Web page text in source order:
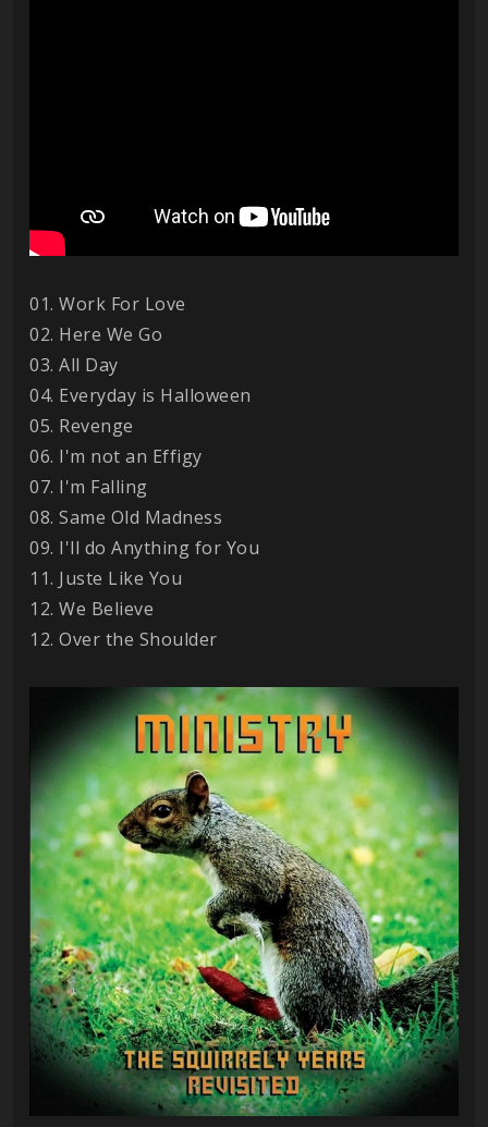
01. Work For Love
02. Here We Go
03. All Day
04. Everyday is Halloween
05. Revenge
06. I'm not an Effigy
07. I'm Falling
08. Same Old Madness
09. I'll do Anything for You
11. Juste Like You
12. We Believe
12. Over the Shoulder